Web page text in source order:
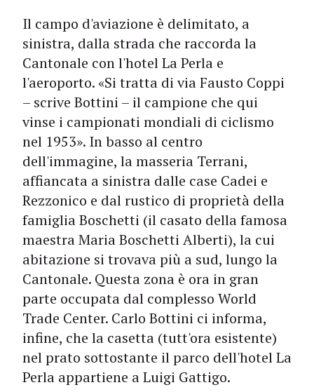
Il campo d'aviazione è delimitato, a
sinistra, dalla strada che raccorda la
Cantonale con l'hotel La Perla e
l'aeroporto. «Si tratta di via Fausto Coppi
– scrive Bottini – il campione che qui
vinse i campionati mondiali di ciclismo
nel 1953». In basso al centro
dell'immagine, la masseria Terrani,
affiancata a sinistra dalle case Cadei e
Rezzonico e dal rustico di proprietà della
famiglia Boschetti (il casato della famosa
maestra Maria Boschetti Alberti), la cui
abitazione si trovava più a sud, lungo la
Cantonale. Questa zona è ora in gran
parte occupata dal complesso World
Trade Center. Carlo Bottini ci informa,
infine, che la casetta (tutt'ora esistente)
nel prato sottostante il parco dell'hotel La
Perla appartiene a Luigi Gattigo.